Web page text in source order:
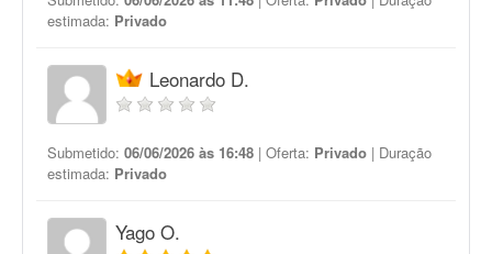
estimada: Privado
Leonardo D.
Submetido: 06/06/2026 às 16:48 | Oferta: Privado | Duração
estimada: Privado
Yago O.